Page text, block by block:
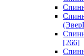
[266]